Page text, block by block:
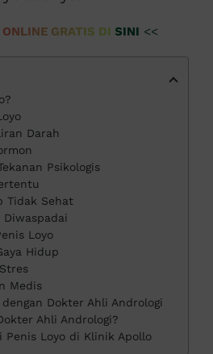
ONLINE GRATIS DI SINI <<
Darah
Psikologis
Tidak Sehat
Diwaspadai
Loyo
Hidup
Medis
Dokter Ahli Andrologi
Ahli Andrologi?
Penis Loyo di Klinik Apollo